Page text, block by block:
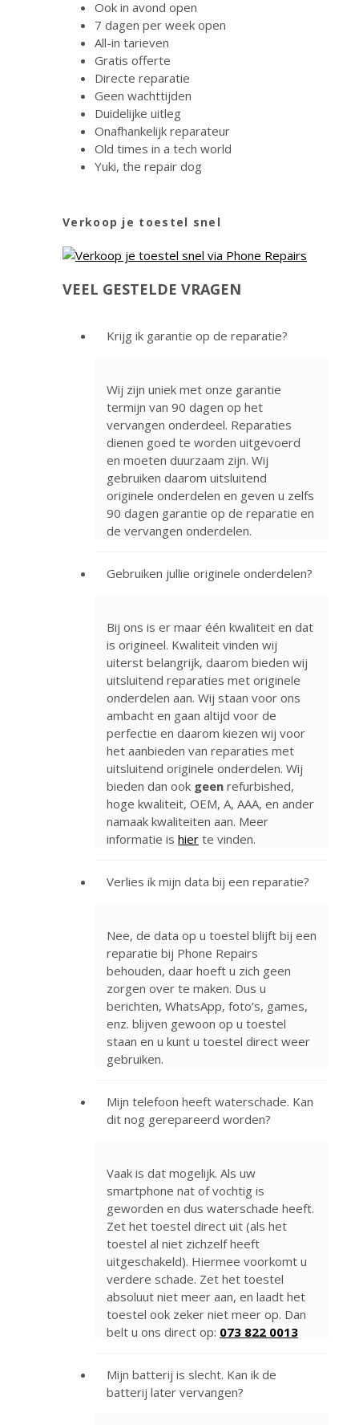
Ook in avond open
7 dagen per week open
All-in tarieven
Gratis offerte
Directe reparatie
Geen wachttijden
Duidelijke uitleg
Onafhankelijk reparateur
Old times in a tech world
Yuki, the repair dog
Verkoop je toestel snel
VEEL GESTELDE VRAGEN
Krijg ik garantie op de reparatie?
Wij zijn uniek met onze garantie
termijn van 90 dagen op het
vervangen onderdeel. Reparaties
dienen goed te worden uitgevoerd
en moeten duurzaam zijn. Wij
gebruiken daarom uitsluitend
originele onderdelen en geven u zelfs
90 dagen garantie op de reparatie en
de vervangen onderdelen.
Gebruiken jullie originele onderdelen?
Bij ons is er maar één kwaliteit en dat
is origineel. Kwaliteit vinden wij
uiterst belangrijk, daarom bieden wij
uitsluitend reparaties met originele
onderdelen aan. Wij staan voor ons
ambacht en gaan altijd voor de
perfectie en daarom kiezen wij voor
het aanbieden van reparaties met
uitsluitend originele onderdelen. Wij
bieden dan ook geen refurbished,
hoge kwaliteit, OEM, A, AAA, en ander
namaak kwaliteiten aan. Meer
informatie is hier te vinden.
Verlies ik mijn data bij een reparatie?
Nee, de data op u toestel blijft bij een
reparatie bij Phone Repairs
behouden, daar hoeft u zich geen
zorgen over te maken. Dus u
berichten, WhatsApp, foto’s, games,
enz. blijven gewoon op u toestel
staan en u kunt u toestel direct weer
gebruiken.
Mijn telefoon heeft waterschade. Kan
dit nog gerepareerd worden?
Vaak is dat mogelijk. Als uw
smartphone nat of vochtig is
geworden en dus waterschade heeft.
Zet het toestel direct uit (als het
toestel al niet zichzelf heeft
uitgeschakeld). Hiermee voorkomt u
verdere schade. Zet het toestel
absoluut niet meer aan, en laadt het
toestel ook zeker niet meer op. Dan
belt u ons direct op: 073 822 0013
Mijn batterij is slecht. Kan ik de
batterij later vervangen?